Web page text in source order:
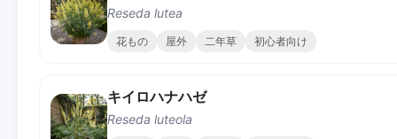
Reseda lutea
花もの 屋外 二年草 初心者向け
キイロハナハゼ
Reseda luteola